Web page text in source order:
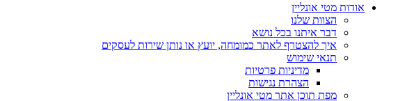
אודות מטי אונליין
הצוות שלנו
דבר איתנו בכל נושא
איך להצטרף לאתר כמומחה, יועץ או נותן שירות לעסקים
תנאי שימוש
מדיניות פרטיות
הצהרת נגישות
מפת תוכן אתר מטי אונליין